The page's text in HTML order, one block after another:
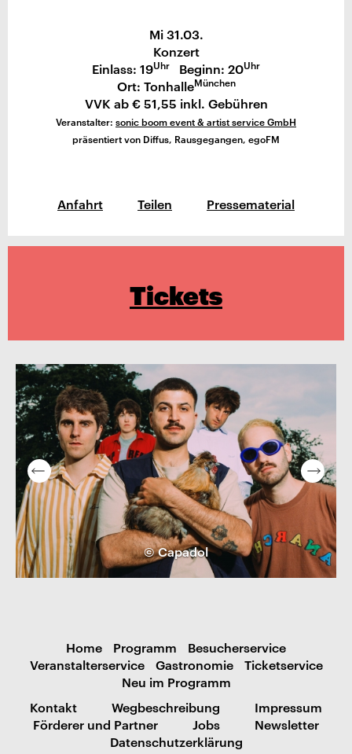
Mi 31.03.
Konzert
Einlass: 19Uhr Beginn: 20Uhr
Ort: TonhalleMünchen
VVK ab € 51,55 inkl. Gebühren
Veranstalter: sonic boom event & artist service GmbH
präsentiert von Diffus, Rausgegangen, egoFM
Anfahrt Teilen Pressematerial
Tickets
© Capadol
Home Programm
Besucherservice
Veranstalterservice
Gastronomie
Ticketservice
Neu im Programm
Kontakt
Wegbeschreibung
Impressum
Förderer und Partner
Jobs
Newsletter
Datenschutzerklärung